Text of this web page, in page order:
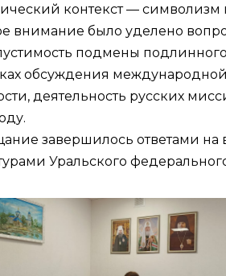
контекст —
внимание было уделено
подмены
обсуждения
деятельность русских
завершилось ответами
Уральского